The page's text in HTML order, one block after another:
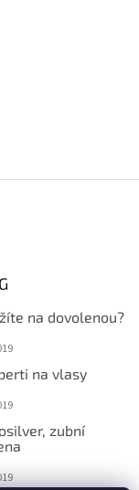
na dovolenou?
na vlasy
zubní